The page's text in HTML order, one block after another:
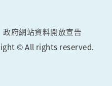
政府網站資料開放宣告
© All rights reserved.